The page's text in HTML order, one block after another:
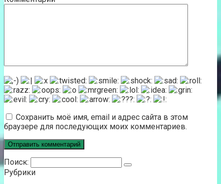
Сохранить моё имя, email и адрес сайта в этом
браузере для последующих моих комментариев.
Поиск:
Рубрики